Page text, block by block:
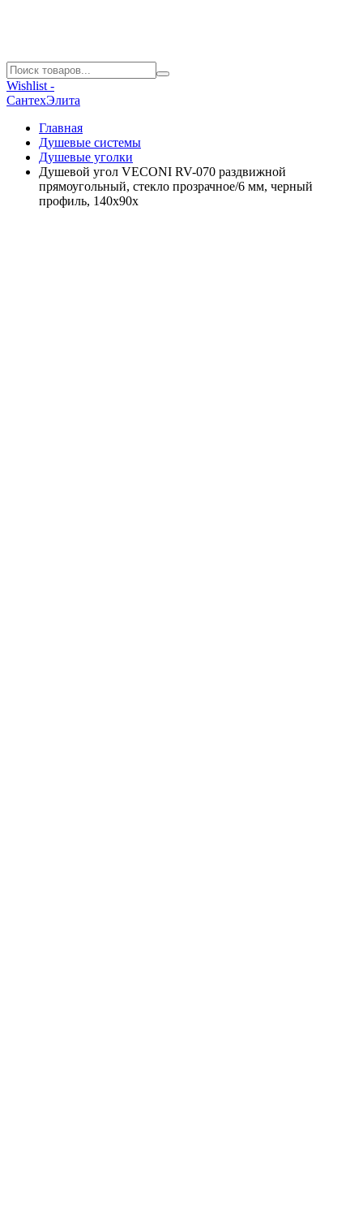
Wishlist -
СантехЭлита
Главная
Душевые системы
Душевые уголки
Душевой угол VECONI RV-070 раздвижной
прямоугольный, стекло прозрачное/6 мм, черный
профиль, 140x90x